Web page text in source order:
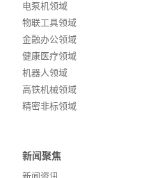
电泵机领域
物联工具领域
金融办公领域
健康医疗领域
机器人领域
高铁机械领域
精密非标领域
新闻聚焦